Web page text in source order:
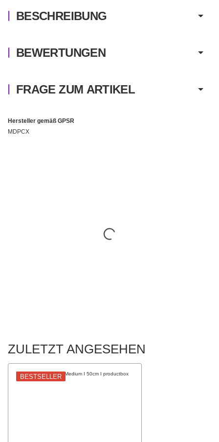
BESCHREIBUNG
BEWERTUNGEN
FRAGE ZUM ARTIKEL
Hersteller gemäß GPSR
MDPCX
ZULETZT ANGESEHEN
BESTSELLER